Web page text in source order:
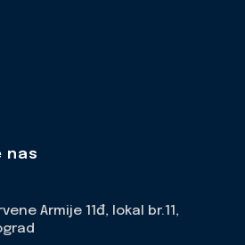
nas
Armije 11đ, lokal br.11,